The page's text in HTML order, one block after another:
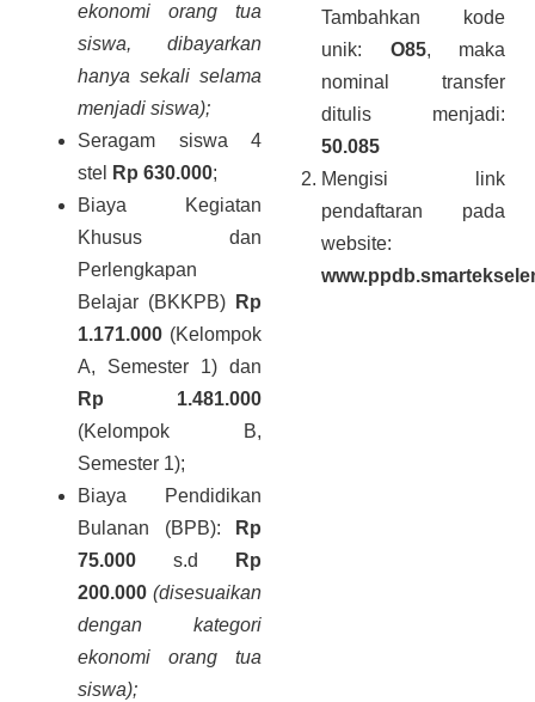
ekonomi orang tua
siswa, dibayarkan
hanya sekali selama
menjadi siswa);
Seragam siswa 4
stel
Rp 630.000;
Biaya Kegiatan
Khusus dan
Perlengkapan
Belajar (BKKPB)
Rp
1.171.000 (Kelompok
A, Semester 1) dan
Rp 1.481.000
(Kelompok B,
Semester 1);
Biaya Pendidikan
Bulanan (BPB):
Rp
75.000 s.d
Rp
200.000 (disesuaikan
dengan kategori
ekonomi orang tua
siswa);
Tambahkan kode
unik: O85, maka
nominal transfer
ditulis menjadi:
50.085
Mengisi link
pendaftaran pada
website: